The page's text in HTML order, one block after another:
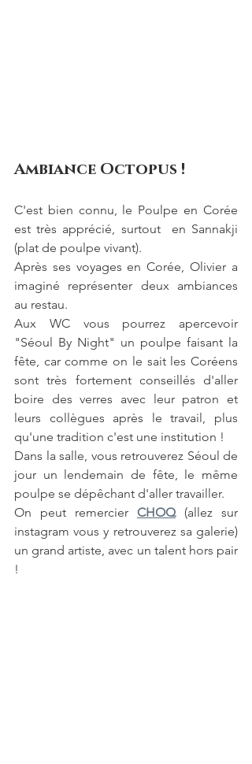
Ambiance Octopus !
C'est bien connu, le Poulpe en Corée
est très apprécié, surtout  en Sannakji
(plat de poulpe vivant).
Après ses voyages en Corée, Olivier a
imaginé représenter deux ambiances
au restau.
Aux WC vous pourrez apercevoir
"Séoul By Night" un poulpe faisant la
fête, car comme on le sait les Coréens
sont très fortement conseillés d'aller
boire des verres avec leur patron et
leurs collègues après le travail, plus
qu'une tradition c'est une institution !
Dans la salle, vous retrouverez Séoul de
jour un lendemain de fête, le même
poulpe se dépêchant d'aller travailler.
On peut remercier CHOQ (allez sur
instagram vous y retrouverez sa galerie)
un grand artiste, avec un talent hors pair
!